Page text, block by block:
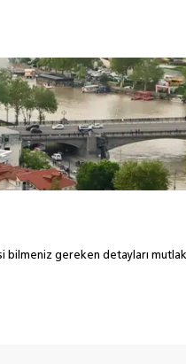
bilmeniz gereken detayları